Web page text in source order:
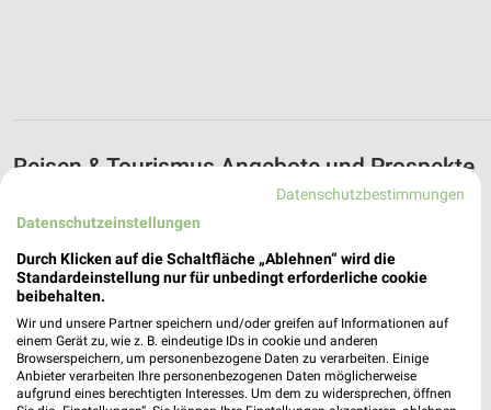
Reisen & Tourismus Angebote und Prospekte
Kaufland Netto Marken-Discount
Datenschutzbestimmungen
Datenschutzeinstellungen
Durch Klicken auf die Schaltfläche „Ablehnen“ wird die
Standardeinstellung nur für unbedingt erforderliche cookie
beibehalten.
Wir und unsere Partner speichern und/oder greifen auf Informationen auf
einem Gerät zu, wie z. B. eindeutige IDs in cookie und anderen
Browserspeichern, um personenbezogene Daten zu verarbeiten. Einige
Anbieter verarbeiten Ihre personenbezogenen Daten möglicherweise
aufgrund eines berechtigten Interesses. Um dem zu widersprechen, öffnen